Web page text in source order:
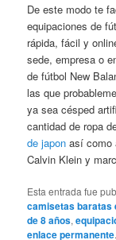
De este modo te
equipaciones de
rápida, fácil y
sede, empresa o
de fútbol New
las que
ya sea césped
cantidad de ropa
de japon así como
Calvin Klein y
Esta entrada fue
camisetas baratas
de 8 años,
enlace permanente.